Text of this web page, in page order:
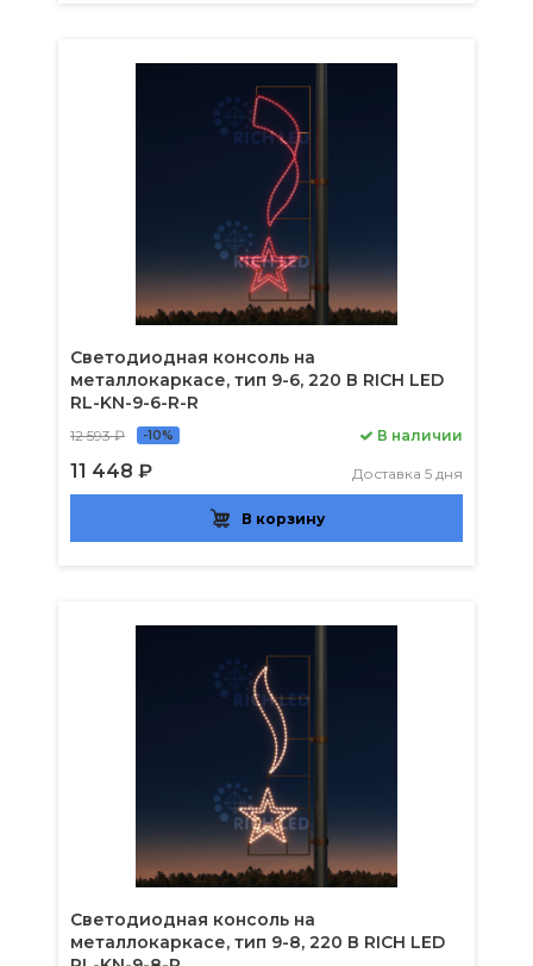
Светодиодная консоль на
металлокаркасе, тип 9-6, 220 В RICH LED
RL-KN-9-6-R-R
12 593 ₽ -10%
11 448 ₽
В наличии
Доставка 5 дня
В корзину
Светодиодная консоль на
металлокаркасе, тип 9-8, 220 В RICH LED